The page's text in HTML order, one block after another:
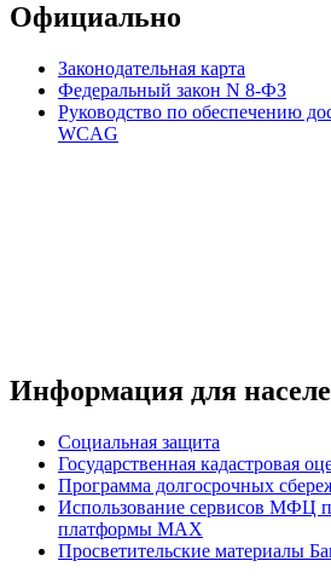
Официально
Законодательная карта
Федеральный закон N 8-ФЗ
Руководство по обеспечению
WCAG
Информация для
Социальная защита
Государственная кадастровая
Программа долгосрочных
Использование сервисов МФЦ
платформы MAX
Просветительские материалы